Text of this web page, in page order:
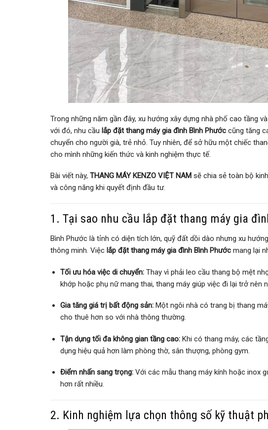
Trong những năm gần đây, xu hướng xây dựng nhà phố cao tầng
với đó, nhu cầu lắp đặt thang máy gia đình Bình Phước cũng tăng
chuyển cho người già, trẻ nhỏ. Tuy nhiên, để sở hữu một chiếc
cho mình những kiến thức và kinh nghiệm thực tế.
Bài viết này, THANG MÁY KENZO VIỆT NAM sẽ chia sẻ toàn bộ
và công năng khi quyết định đầu tư.
1. Tại sao nhu cầu lắp đặt thang máy gia
Bình Phước là tỉnh có diện tích lớn, quỹ đất dồi dào nhưng xu
thông minh. Việc lắp đặt thang máy gia đình Bình Phước mang lại
Tối ưu hóa việc di chuyển:Thay vì phải leo cầu thang bộ mệt
khớp hoặc phụ nữ mang thai, thang máy giúp việc đi lại trở nên
Gia tăng giá trị bất động sản:Một ngôi nhà có trang bị thang
cho thuê hơn so với nhà thông thường.
Tận dụng tối đa không gian tầng cao:Khi có thang máy, các
dụng hiệu quả hơn làm phòng thờ, sân thượng, phòng gym.
Điểm nhấn sang trọng:Với các mẫu thang máy kính hoặc inox
hơn rất nhiều.
2. Kinh nghiệm lựa chọn thông số kỹ thuật